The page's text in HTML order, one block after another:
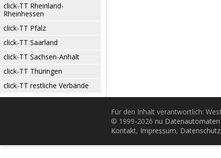
click-TT Rheinland-
Rheinhessen
click-TT Pfalz
click-TT Saarland
click-TT Sachsen-Anhalt
click-TT Thüringen
click-TT restliche Verbände
Für den Inhalt verantwortlich:
© 1999-2026 nu
Kontakt, Impressum, Datenschutz